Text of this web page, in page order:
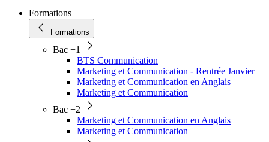
Formations
Formations
Bac +1
BTS Communication
Marketing et Communication - Rentrée Janvier
Marketing et Communication en Anglais
Marketing et Communication
Bac +2
Marketing et Communication en Anglais
Marketing et Communication